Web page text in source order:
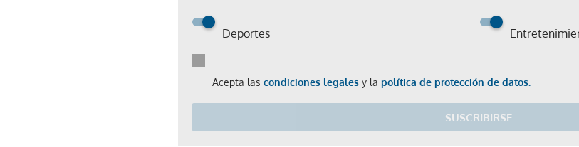
Deportes
Acepta las condiciones legales y la política de protección de datos.
SUSCRIBIRSE